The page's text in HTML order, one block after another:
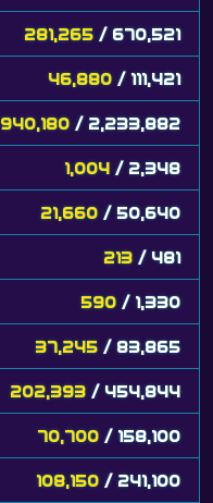
281,265 / 670,521
46,880 / 111,421
940,180 / 2,233,882
1,004 / 2,348
21,660 / 50,640
213 / 481
590 / 1,330
37,245 / 83,865
202,393 / 454,844
70,700 / 158,100
108,150 / 241,100